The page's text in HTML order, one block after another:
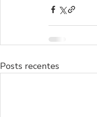
Posts recentes